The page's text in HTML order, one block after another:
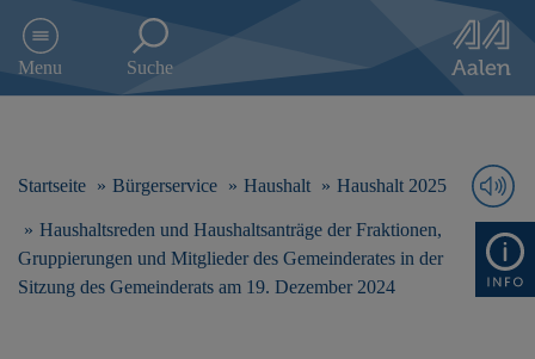
e
Menu Suche
Startseite Bürgerservice Haushalt Haushalt 2025
Haushaltsreden und Haushaltsanträge der Fraktionen,
Gruppierungen und Mitglieder des Gemeinderates in der
Sitzung des Gemeinderats am 19. Dezember 2024